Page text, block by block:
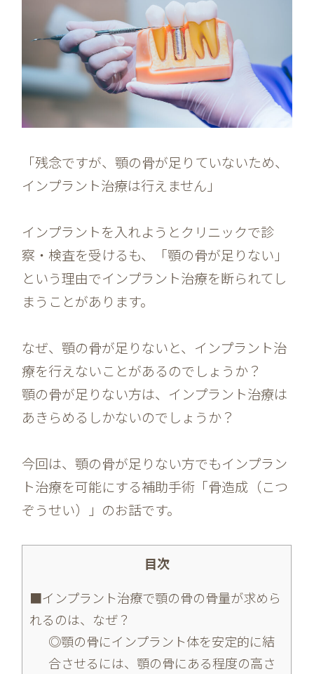
「残念ですが、顎の骨が足りていないため、
インプラント治療は行えません」
インプラントを入れようとクリニックで診
察・検査を受けるも、「顎の骨が足りない」
という理由でインプラント治療を断られてし
まうことがあります。
なぜ、顎の骨が足りないと、インプラント治
療を行えないことがあるのでしょうか？
顎の骨が足りない方は、インプラント治療は
あきらめるしかないのでしょうか？
今回は、顎の骨が足りない方でもインプラン
ト治療を可能にする補助手術「骨造成（こつ
ぞうせい）」のお話です。
目次
■インプラント治療で顎の骨の骨量が求めら
れるのは、なぜ？
◎顎の骨にインプラント体を安定的に結
合させるには、顎の骨にある程度の高さ